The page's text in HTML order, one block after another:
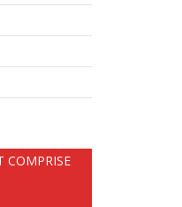
COMPRISE